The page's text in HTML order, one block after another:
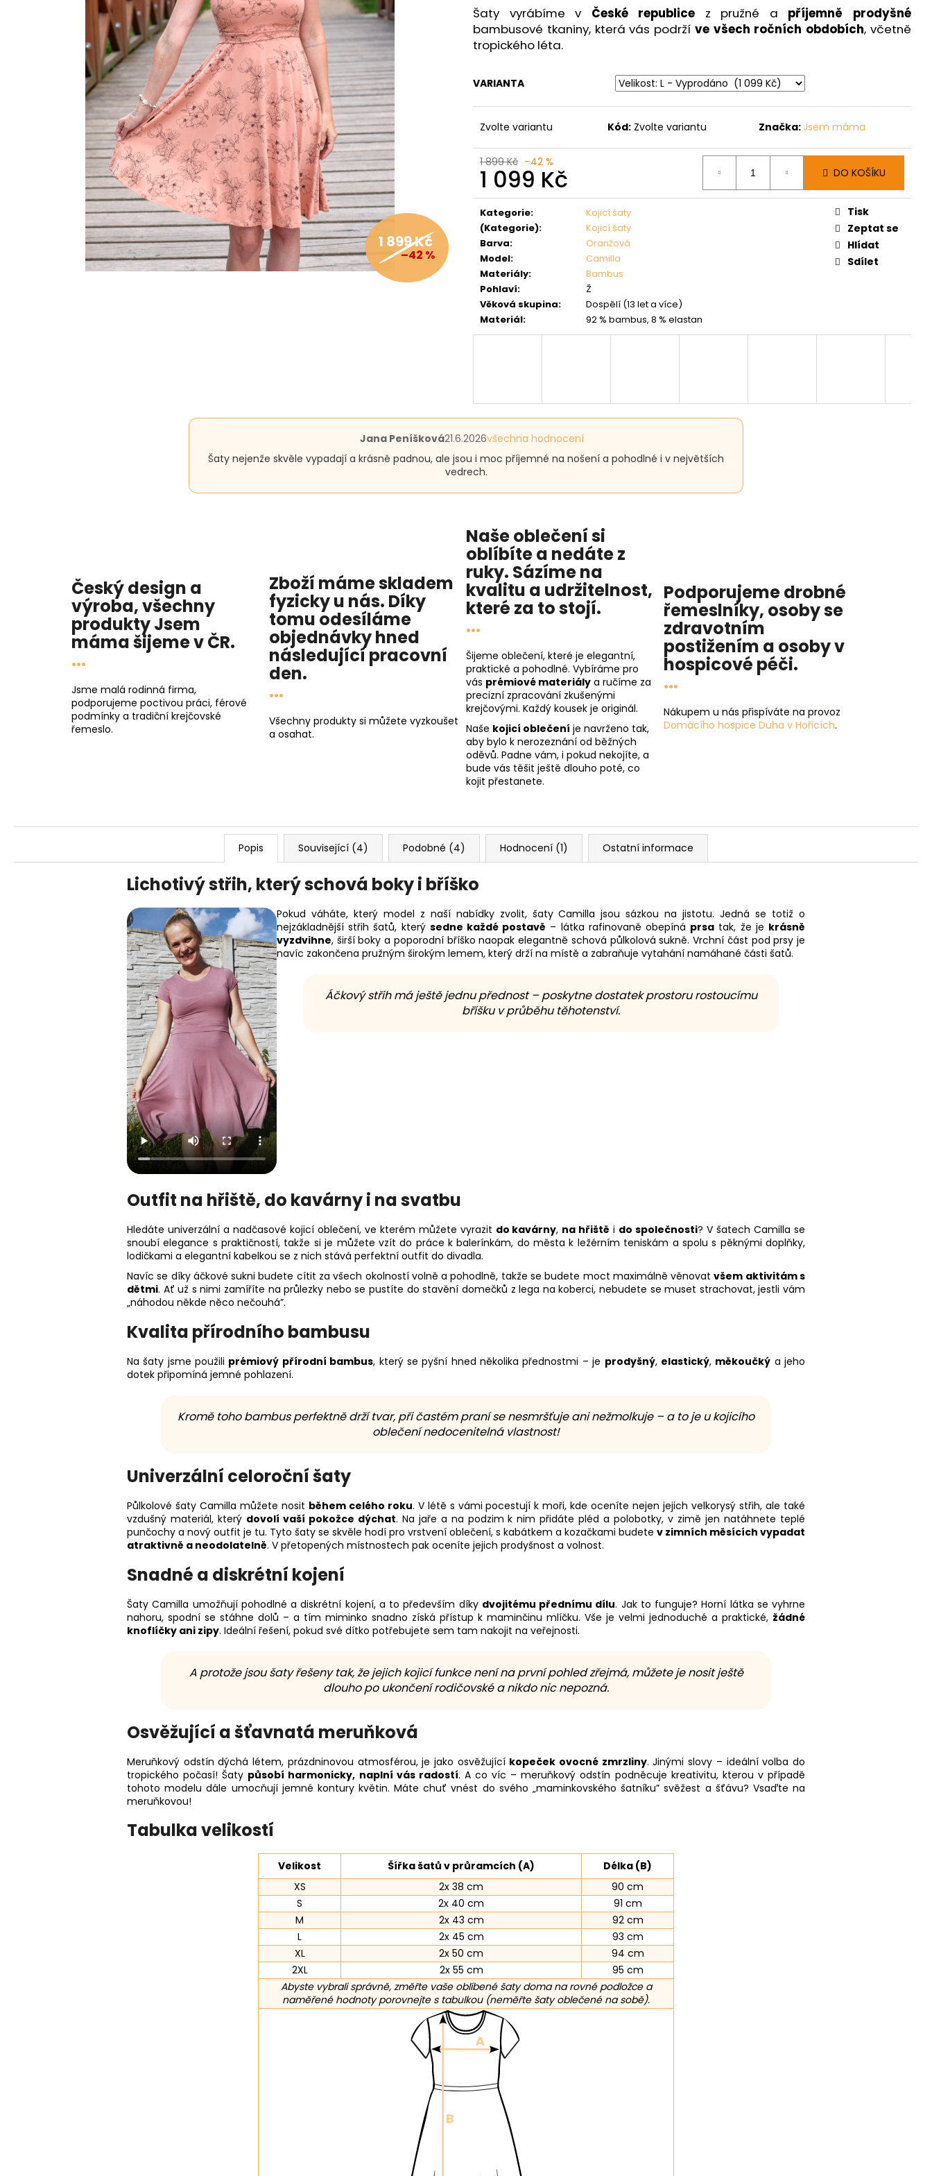
Šaty vyrábíme v České republice z pružné a příjemně prodyšné
bambusové tkaniny, která vás podrží ve všech ročních obdobích, včetně
tropického léta.
VARIANTA
Zvolte variantu Kód: Zvolte variantu Značka: Jsem máma
1 899 Kč –42 %
1 099 Kč
Měrná
cena:
DO KOŠÍKU
Kategorie:
Kojicí šaty
(Kategorie):
Kojicí šaty
Barva:
Oranžová
Model:
Camilla
Materiály:
Bambus
Pohlaví:
Ž
Věková skupina:
Dospělí (13 let a více)
Materiál: 92 % bambus, 8 % elastan
Tisk
Zeptat se
Hlídat
Sdílet
1 899 Kč
–42 %
Hodnocení
je
z
Jana Peníšková21.6.2026všechna hodnocení
Šaty nejenže skvěle vypadají a krásně padnou, ale jsou i moc příjemné na nošení a pohodlné i v největších
vedrech.
Český design a
výroba, všechny
produktyJsem
mámašijeme v ČR.
...
Jsme malá rodinná firma,
podporujeme poctivou práci, férové
podmínky a tradiční krejčovské
řemeslo.
Zboží máme skladem
fyzicky u nás. Díky
tomu odesíláme
objednávky hned
následující pracovní
den.
...
Všechny produkty si můžete vyzkoušet
a osahat.
Naše oblečení si
oblíbíte a nedáte z
ruky. Sázíme na
kvalitu a udržitelnost,
které za to stojí.
...
Šijeme oblečení, které je elegantní,
praktické a pohodlné. Vybíráme pro
vás prémiové materiály a ručíme za
precizní zpracování zkušenými
krejčovými. Každý kousek je originál.
Naše kojicí oblečení je navrženo tak,
aby bylo k nerozeznání od běžných
oděvů. Padne vám, i pokud nekojíte, a
bude vás těšit ještě dlouho poté, co
kojit přestanete.
Podporujeme drobné
řemeslníky, osoby se
zdravotním
postižením a osoby v
hospicové péči.
...
Nákupem u nás přispíváte na provoz
Domácího hospice Duha v Hořicích.
Popis Související (4) Podobné (4) Hodnocení (1) Ostatní informace
Lichotivý střih, který schová boky i bříško
Pokud váháte, který model z naší nabídky zvolit, šaty Camilla jsou sázkou na jistotu. Jedná se totiž o
nejzákladnější střih šatů, který sedne každé postavě – látka rafinovaně obepíná prsa tak, že je krásně
vyzdvihne, širší boky a poporodní bříško naopak elegantně schová půlkolová sukně. Vrchní část pod prsy je
navíc zakončena pružným širokým lemem, který drží na místě a zabraňuje vytahání namáhané části šatů.
Áčkový střih má ještě jednu přednost – poskytne dostatek prostoru rostoucímu
bříšku v průběhu těhotenství.
Outfit na hřiště, do kavárny i na svatbu
Hledáte univerzální a nadčasové kojicí oblečení, ve kterém můžete vyrazit do kavárny, na hřiště i do společnosti? V šatech Camilla se
snoubí elegance s praktičností, takže si je můžete vzít do práce k balerínkám, do města k ležérním teniskám a spolu s pěknými doplňky,
lodičkami a elegantní kabelkou se z nich stává perfektní outfit do divadla.
Navíc se díky áčkové sukni budete cítit za všech okolností volně a pohodlně, takže se budete moct maximálně věnovatvšem aktivitám s
dětmi. Ať už s nimi zamíříte na průlezky nebo se pustíte do stavění domečků z lega na koberci, nebudete se muset strachovat, jestli vám
„náhodou někde něco nečouhá”.
Kvalita přírodního bambusu
Na šaty jsme použili prémiový přírodní bambus, který se pyšní hned několika přednostmi – je prodyšný, elastický, měkoučký a jeho
dotek připomíná jemné pohlazení.
Kromě toho bambus perfektně drží tvar, při častém praní se nesmršťuje ani nežmolkuje – a to je u kojicího
oblečení nedocenitelná vlastnost!
Univerzální celoroční šaty
Půlkolové šaty Camilla můžete nosit během celého roku. V létě s vámi pocestují k moři, kde oceníte nejen jejich velkorysý střih, ale také
vzdušný materiál, který dovolí vaší pokožce dýchat. Na jaře a na podzim k nim přidáte pléd a polobotky, v zimě jen natáhnete teplé
punčochy a nový outfit je tu. Tyto šaty se skvěle hodí pro vrstvení oblečení, s kabátkem a kozačkami budete v zimních měsících vypadat
atraktivně a neodolatelně. V přetopených místnostech pak oceníte jejich prodyšnost a volnost.
Snadné a diskrétní kojení
Šaty Camilla umožňují pohodlné a diskrétní kojení, a to především díky dvojitému přednímu dílu. Jak to funguje? Horní látka se vyhrne
nahoru, spodní se stáhne dolů – a tím miminko snadno získá přístup k maminčinu mlíčku. Vše je velmi jednoduché a praktické, žádné
knoflíčky ani zipy. Ideální řešení, pokud své dítko potřebujete sem tam nakojit na veřejnosti.
A protože jsou šaty řešeny tak, že jejich kojicí funkce není na první pohled zřejmá, můžete je nosit ještě
dlouho po ukončení rodičovské a nikdo nic nepozná.
Osvěžující a šťavnatá meruňková
Meruňkový odstín dýchá létem, prázdninovou atmosférou, je jako osvěžující kopeček ovocné zmrzliny. Jinými slovy – ideální volba do
tropického počasí! Šaty působí harmonicky, naplní vás radostí. A co víc – meruňkový odstín podněcuje kreativitu, kterou v případě
tohoto modelu dále umocňují jemné kontury květin. Máte chuť vnést do svého „maminkovského šatníku” svěžest a šťávu? Vsaďte na
meruňkovou!
Tabulka velikostí
Velikost Šířka šatů v průramcích (A)
Délka (B)
XS
2x 38 cm
90 cm
S
2x 40 cm
91 cm
M
2x 43 cm
92 cm
L
2x 45 cm
93 cm
XL
2x 50 cm
94 cm
2XL
2x 55 cm
95 cm
Abyste vybrali správně, změřte vaše oblíbené šaty doma na rovné podložce a
naměřené hodnoty porovnejte s tabulkou (neměřte šaty oblečené na sobě).